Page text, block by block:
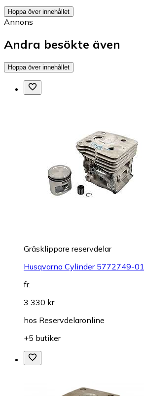
Hoppa över innehållet
Annons
Andra besökte även
Hoppa över innehållet
Gräsklippare reservdelar
Husqvarna Cylinder 5772749-01
fr.
3 330 kr
hos Reservdelaronline
+5 butiker